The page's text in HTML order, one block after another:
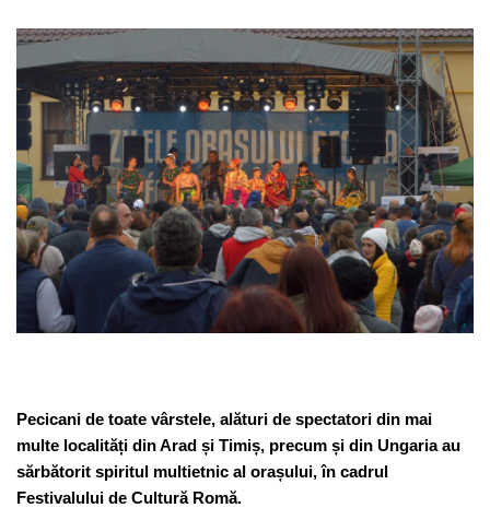
Pecicani de toate vârstele, alături de spectatori din mai
multe localități din Arad și Timiș, precum și din Ungaria au
sărbătorit spiritul multietnic al orașului, în cadrul
Festivalului de Cultură Romă.